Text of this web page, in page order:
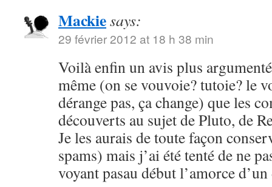
Mackiesays:
29 février 2012 at 18 h 38 min
Voilà enfin un avis plus
même (on se vouvoie? tutoie? le
dérange pas, ça change) que les
découverts au sujet de Pluto, de
Je les aurais de toute façon
spams) mais j’ai été tenté de ne
voyant pasau début l’amorce